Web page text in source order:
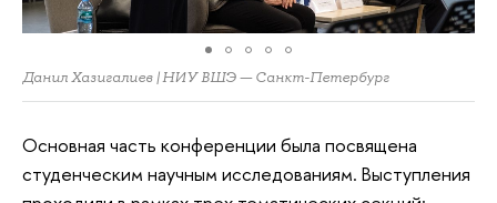
Данил Хазигалиев | НИУ ВШЭ — Санкт-Петербург
Основная часть конференции была посвящена
студенческим научным исследованиям. Выступления